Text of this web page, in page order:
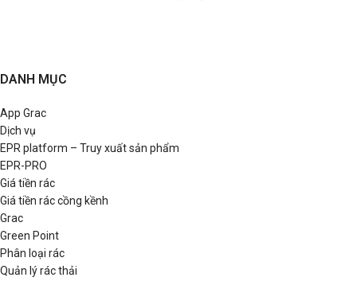
DANH MỤC
App Grac
Dịch vụ
EPR platform – Truy xuất sản phẩm
EPR-PRO
Giá tiền rác
Giá tiền rác cồng kềnh
Grac
Green Point
Phân loại rác
Quản lý rác thải